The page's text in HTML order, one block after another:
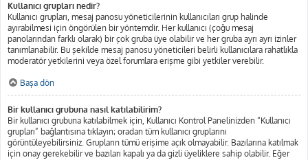
Kullanıcı grupları nedir?
Kullanıcı grupları, mesaj panosu yöneticilerinin kullanıcıları grup halinde
ayırabilmesi için öngörülen bir yöntemdir. Her kullanıcı (çoğu mesaj
panolarından farklı olarak) bir çok gruba üye olabilir ve her gruba ayrı ayrı izinler
tanımlanabilir. Bu şekilde mesaj panosu yöneticileri belirli kullanıcılara rahatlıkla
moderatör yetkilerini veya özel forumlara erişme gibi yetkiler verebilir.
Başa dön
Bir kullanıcı grubuna nasıl katılabilirim?
Bir kullanıcı grubuna katılabilmek için, Kullanıcı Kontrol Panelinizden “Kullanıcı
grupları” bağlantısına tıklayın; oradan tüm kullanıcı gruplarını
görüntüleyebilirsiniz. Grupların tümü erişime açık olmayabilir. Bazılarına katılmak
için onay gerekebilir ve bazıları kapalı ya da gizli üyeliklere sahip olabilir. Eğer